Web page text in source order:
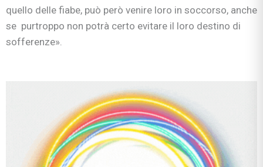
quello delle fiabe, può però venire loro in soccorso, anche
se purtroppo non potrà certo evitare il loro destino di
sofferenze».